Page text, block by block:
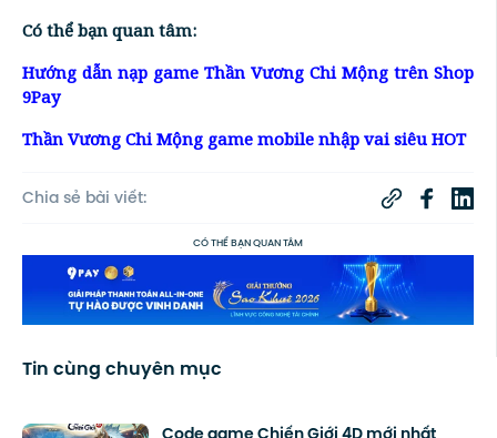
Có thể bạn quan tâm:
Hướng dẫn nạp game Thần Vương Chi Mộng trên Shop
9Pay
Thần Vương Chi Mộng game mobile nhập vai siêu HOT
Chia sẻ bài viết:
CÓ THỂ BẠN QUAN TÂM
Tin cùng chuyên mục